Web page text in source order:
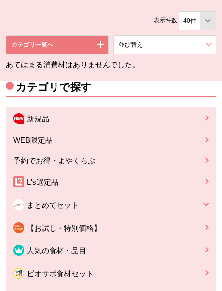
表示件数
カテゴリ一覧へ 並び替え
あてはまる消費材はありませんでした。
カテゴリで探す
新規品
WEB限定品
予約でお得・よやくらぶ
L's選定品
まとめてセット
【お試し・特別価格】
人気の食材・品目
ビオサポ食材セット